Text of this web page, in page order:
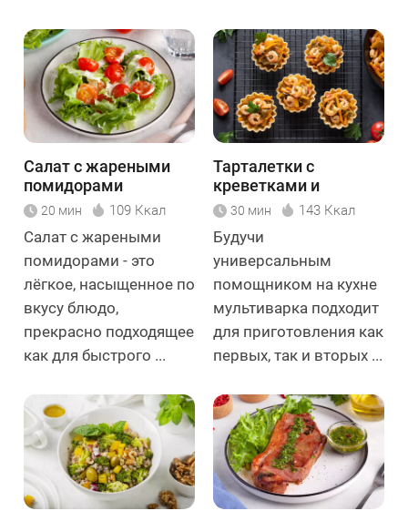
Салат с жареными
помидорами
20 мин 109 Ккал
Салат с жареными
помидорами - это
лёгкое, насыщенное по
вкусу блюдо,
прекрасно подходящее
как для быстрого ...
Тарталетки с
креветками и
морской капустой
30 мин 143 Ккал
Будучи
универсальным
помощником на кухне
мультиварка подходит
для приготовления как
первых, так и вторых ...